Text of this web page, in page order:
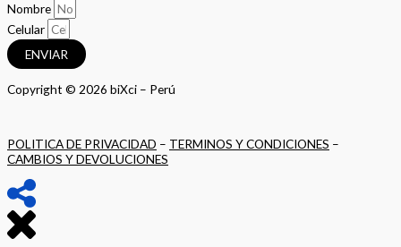
Nombre
Celular
ENVIAR
Copyright © 2026 biXci – Perú
POLITICA DE PRIVACIDAD – TERMINOS Y CONDICIONES –
CAMBIOS Y DEVOLUCIONES